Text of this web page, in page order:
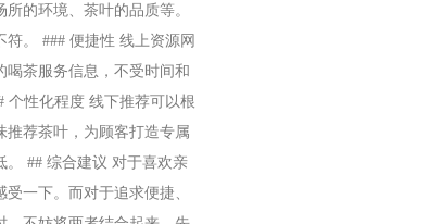
的环境、茶叶的品质等。
。 ### 便捷性 线上资源网
茶服务信息，不受时间和
个性化程度 线下推荐可以根
推荐茶叶，为顾客打造专属
。 ## 综合建议 对于喜欢亲
一下。而对于追求便捷、